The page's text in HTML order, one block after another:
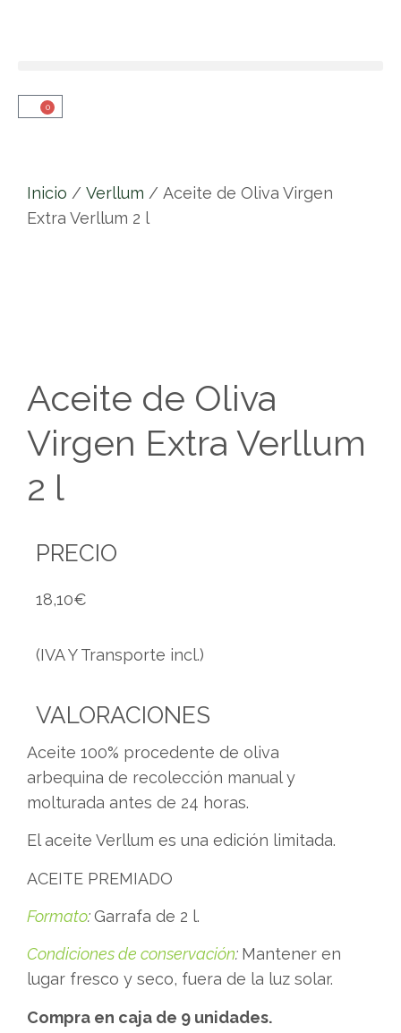
0
Inicio / Verllum / Aceite de Oliva Virgen
Extra Verllum 2 l
Aceite de Oliva
Virgen Extra Verllum
2 l
PRECIO
18,10€
(IVA Y Transporte incl.)
VALORACIONES
Aceite 100% procedente de oliva
arbequina de recolección manual y
molturada antes de 24 horas.
El aceite Verllum es una edición limitada.
ACEITE PREMIADO
Formato:Garrafa de 2 l.
Condiciones de conservación: Mantener en
lugar fresco y seco, fuera de la luz solar.
Compra en caja de 9 unidades.